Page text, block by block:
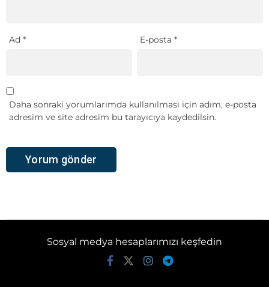
Ad * E-posta*
Daha sonraki yorumlarımda kullanılması için adım, e-posta
adresim ve site adresim bu tarayıcıya kaydedilsin.
Sosyal medya hesaplarımızı keşfedin